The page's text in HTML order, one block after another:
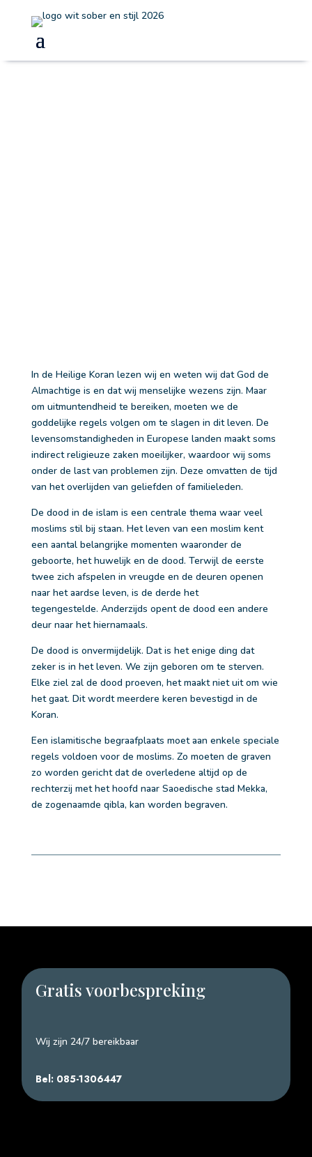
In de Heilige Koran lezen wij en weten wij dat God de
Almachtige is en dat wij menselijke wezens zijn. Maar
om uitmuntendheid te bereiken, moeten we de
goddelijke regels volgen om te slagen in dit leven. De
levensomstandigheden in Europese landen maakt soms
indirect religieuze zaken moeilijker, waardoor wij soms
onder de last van problemen zijn. Deze omvatten de tijd
van het overlijden van geliefden of familieleden.
De dood in de islam is een centrale thema waar veel
moslims stil bij staan. Het leven van een moslim kent
een aantal belangrijke momenten waaronder de
geboorte, het huwelijk en de dood. Terwijl de eerste
twee zich afspelen in vreugde en de deuren openen
naar het aardse leven, is de derde het
tegengestelde. Anderzijds opent de dood een andere
deur naar het hiernamaals.
De dood is onvermijdelijk. Dat is het enige ding dat
zeker is in het leven. We zijn geboren om te sterven.
Elke ziel zal de dood proeven, het maakt niet uit om wie
het gaat. Dit wordt meerdere keren bevestigd in de
Koran.
Een islamitische begraafplaats moet aan enkele speciale
regels voldoen voor de moslims. Zo moeten de graven
zo worden gericht dat de overledene altijd op de
rechterzij met het hoofd naar Saoedische stad Mekka,
de zogenaamde qibla, kan worden begraven.
Gratis voorbespreking
Wij zijn 24/7 bereikbaar
Bel: 085-1306447